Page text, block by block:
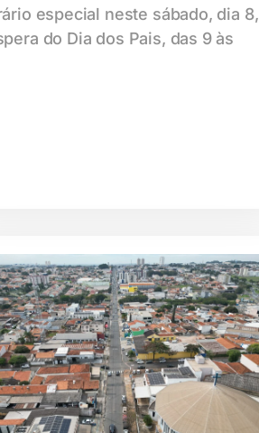
especial neste sábado, dia 8,
do Dia dos Pais, das 9 às